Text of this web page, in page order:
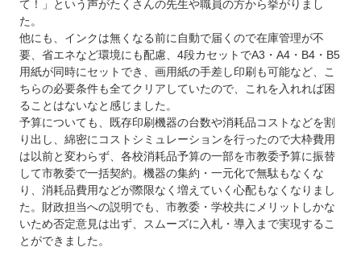
て！」という声がたくさんの先生や職員の方から挙がりまし
た。
他にも、インクは無くなる前に自動で届くので在庫管理が不
要、省エネなど環境にも配慮、4段カセットでA3・A4・B4・B5
用紙が同時にセットでき、画用紙の手差し印刷も可能など、こ
ちらの必要条件も全てクリアしていたので、これを入れれば困
ることはないなと感じました。
予算についても、既存印刷機器の台数や消耗品コストなどを割
り出し、綿密にコストシミュレーションを行ったので大枠費用
は以前と変わらず、各校消耗品予算の一部を市教委予算に振替
して市教委で一括契約。機器の集約・一元化で無駄もなくな
り、消耗品費用などが際限なく増えていく心配もなくなりまし
た。財政担当への説明でも、市教委・学校共にメリットしかな
いため否定意見は出ず、スムーズに入札・導入まで実現するこ
とができました。